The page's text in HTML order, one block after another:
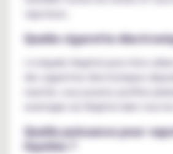
vapoteurs.
Quelle cigarette
L'e-liquide Végétol peut être
des cigarettes électroniques
avantages du Végétol dans tous
Quelle puissance pour
liquides ?